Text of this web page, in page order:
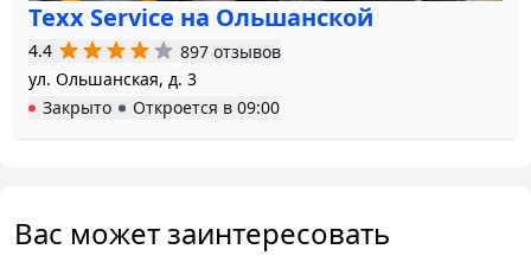
Texx Service на Ольшанской
4.4
897 отзывов
ул. Ольшанская, д. 3
Закрыто
Откроется в 09:00
Вас может заинтересовать